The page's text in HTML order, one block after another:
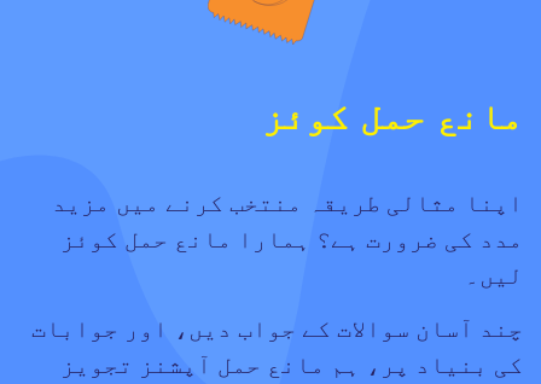
مانع حمل کوئز
اپنا مثالی طریقہ منتخب کرنے میں مزید
مدد کی ضرورت ہے؟ ہمارا مانع حمل کوئز
لیں۔
چند آسان سوالات کے جواب دیں، اور جوابات
کی بنیاد پر، ہم مانع حمل آپشنز تجویز